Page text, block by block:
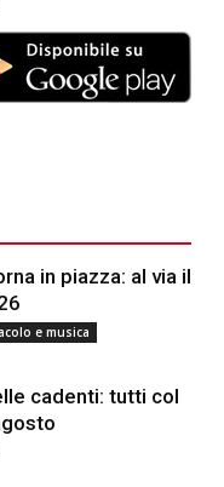
in piazza: al via il
e musica
cadenti: tutti col